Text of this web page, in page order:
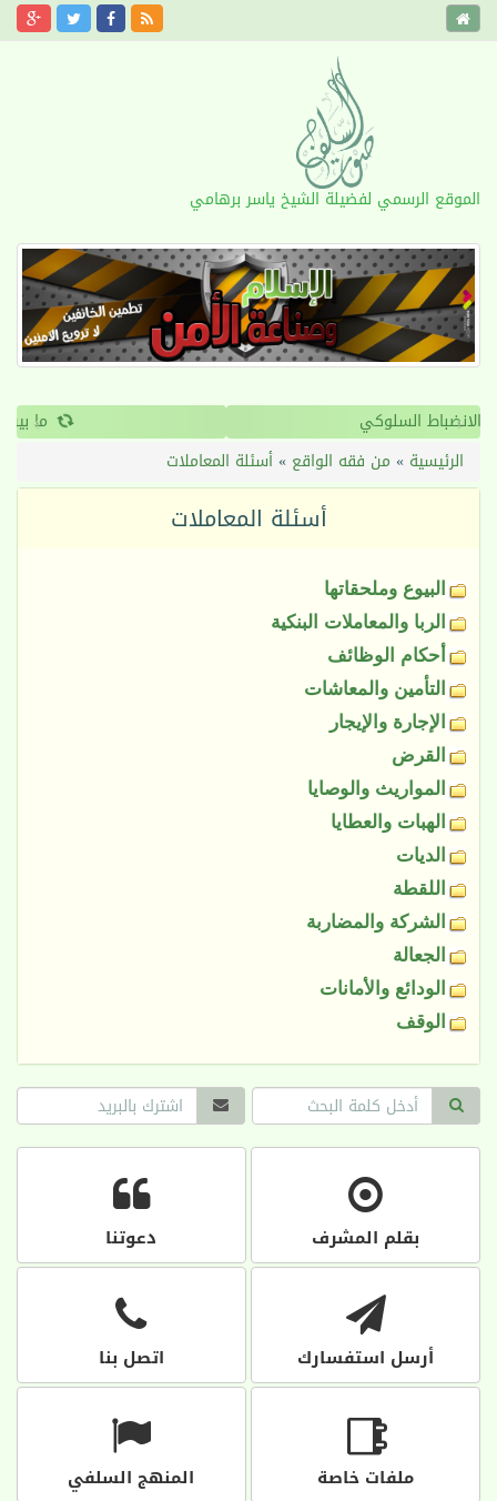
الموقع الرسمي لفضيلة الشيخ ياسر برهامي
‹
›
الرئيسية » من فقه الواقع »أسئلة المعاملات
أسئلة المعاملات
البيوع وملحقاتها
الربا والمعاملات البنكية
أحكام الوظائف
التأمين والمعاشات
الإجارة والإيجار
القرض
المواريث والوصايا
الهبات والعطايا
الديات
اللقطة
الشركة والمضاربة
الجعالة
الودائع والأمانات
الوقف
بقلم المشرف دعوتنا
أرسل استفسارك اتصل بنا
ملفات خاصة المنهج السلفي